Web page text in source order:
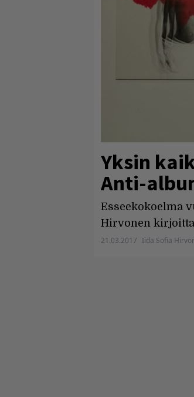
Yksin
Anti-
Esseekokoelma
Hirvonen
21.03.2017 Iida Sofia